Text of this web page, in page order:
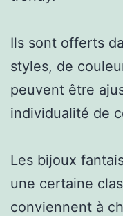
Ils sont offerts
styles, de
peuvent être
individualité de
Les bijoux
une certaine
conviennent à